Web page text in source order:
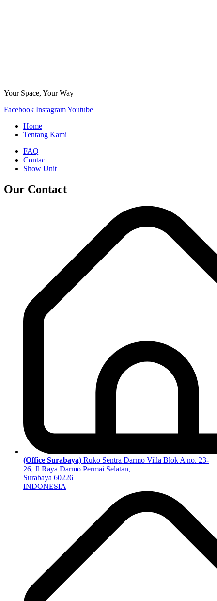
Your Space, Your Way
Facebook InstagramYoutube
Home
Tentang Kami
FAQ
Contact
Show Unit
Our Contact
(Office Surabaya) Ruko Sentra Darmo Villa Blok A no. 23-
26, Jl Raya Darmo Permai Selatan,
Surabaya 60226
INDONESIA